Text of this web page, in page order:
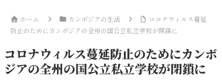
ホーム カンボジアの生活
コロナウィルス蔓延
防止のためにカンボジアの全州の国公立私立学校が閉鎖に
コロナウィルス蔓延防止のためにカンボ
ジアの全州の国公立私立学校が閉鎖に